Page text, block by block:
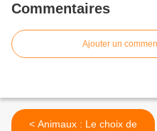
Commentaires
Ajouter un
< Animaux : Le choix de